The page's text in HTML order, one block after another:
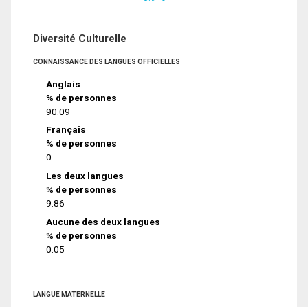
Diversité Culturelle
CONNAISSANCE DES LANGUES OFFICIELLES
Anglais
% de personnes
90.09
Français
% de personnes
0
Les deux langues
% de personnes
9.86
Aucune des deux langues
% de personnes
0.05
LANGUE MATERNELLE